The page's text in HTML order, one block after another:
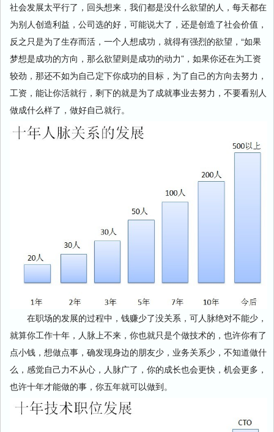
社会发展太平行了，回头想来，我们都是没什么欲望的人，每天都在
为别人创造利益，公司选的好，可能说大了，还是创造了社会价值，
反之只是为了生存而活，一个人想成功，就得有强烈的欲望，“如果
梦想是成功的方向，那么欲望则是成功的动力”，如果你还在为工资
较劲，那还不如为自己定下你成功的目标，为了自己的方向去努力，
工资，能让你活就行，剩下的就是为了成就事业去努力，不要看别人
做成什么样了，做好自己就行。
在职场的发展的过程中，钱赚少了没关系，可人脉绝对不能少，
就算你工作十年，人脉上不来，你也就只是个做技术的，也许你有了
点小钱，想做点事，确发现身边的朋友少，业务关系少，不知道做什
么，感觉自己力不从心，人脉广了，你的成长也会更快，机会更多，
也许十年才能做的事，你五年就可以做到。